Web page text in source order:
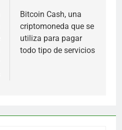
Bitcoin Cash, una
criptomoneda que se
utiliza para pagar
todo tipo de servicios